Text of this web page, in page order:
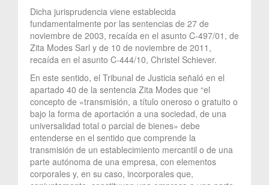
Dicha jurisprudencia viene establecida
fundamentalmente por las sentencias de 27 de
noviembre de 2003, recaída en el asunto C-497/01, de
Zita Modes Sarl y de 10 de noviembre de 2011,
recaída en el asunto C-444/10, Christel Schiever.
En este sentido, el Tribunal de Justicia señaló en el
apartado 40 de la sentencia Zita Modes que “el
concepto de «transmisión, a título oneroso o gratuito o
bajo la forma de aportación a una sociedad, de una
universalidad total o parcial de bienes» debe
entenderse en el sentido que comprende la
transmisión de un establecimiento mercantil o de una
parte autónoma de una empresa, con elementos
corporales y, en su caso, incorporales que,